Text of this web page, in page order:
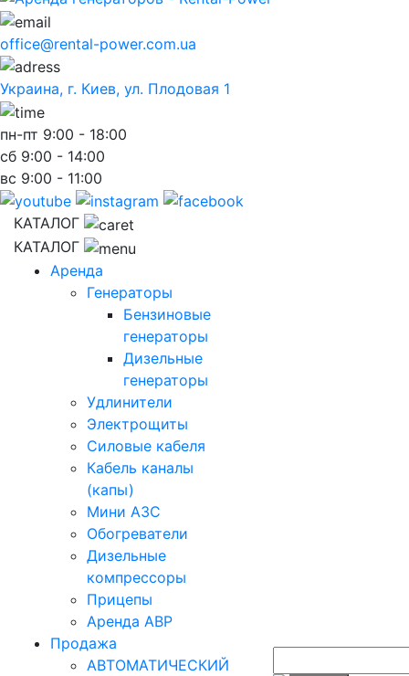
office@rental-power.com.ua
Украина, г. Киев, ул. Плодовая 1
пн-пт 9:00 - 18:00
сб 9:00 - 14:00
вс 9:00 - 11:00
КАТАЛОГ
КАТАЛОГ
Аренда
Генераторы
Бензиновые
генераторы
Дизельные
генераторы
Удлинители
Электрощиты
Силовые кабеля
Кабель каналы
(капы)
Мини АЗС
Обогреватели
Дизельные
компрессоры
Прицепы
Аренда АВР
Продажа
АВТОМАТИЧЕСКИЙ